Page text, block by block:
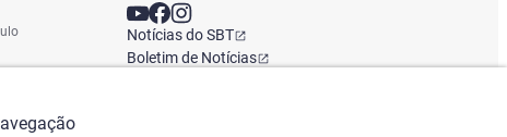
Notícias do SBT
Boletim de Notícias